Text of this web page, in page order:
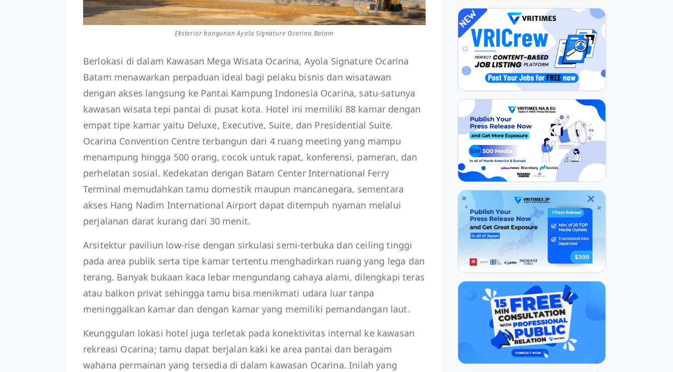
Eksterior bangunan Ayola Signature Ocarina Batam
Berlokasi di dalam Kawasan Mega Wisata Ocarina, Ayola Signature Ocarina
Batam menawarkan perpaduan ideal bagi pelaku bisnis dan wisatawan
dengan akses langsung ke Pantai Kampung Indonesia Ocarina, satu-satunya
kawasan wisata tepi pantai di pusat kota. Hotel ini memiliki 88 kamar dengan
empat tipe kamar yaitu Deluxe, Executive, Suite, dan Presidential Suite.
Ocarina Convention Centre terbangun dari 4 ruang meeting yang mampu
menampung hingga 500 orang, cocok untuk rapat, konferensi, pameran, dan
perhelatan sosial. Kedekatan dengan Batam Center International Ferry
Terminal memudahkan tamu domestik maupun mancanegara, sementara
akses Hang Nadim International Airport dapat ditempuh nyaman melalui
perjalanan darat kurang dari 30 menit.
Arsitektur paviliun low-rise dengan sirkulasi semi-terbuka dan ceiling tinggi
pada area publik serta tipe kamar tertentu menghadirkan ruang yang lega dan
terang. Banyak bukaan kaca lebar mengundang cahaya alami, dilengkapi teras
atau balkon privat sehingga tamu bisa menikmati udara luar tanpa
meninggalkan kamar dan dengan kamar yang memiliki pemandangan laut.
Keunggulan lokasi hotel juga terletak pada konektivitas internal ke kawasan
rekreasi Ocarina; tamu dapat berjalan kaki ke area pantai dan beragam
wahana permainan yang tersedia di dalam kawasan Ocarina. Inilah yang